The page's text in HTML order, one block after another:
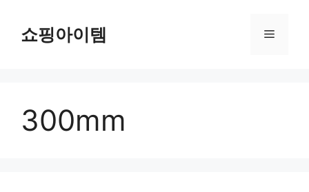
쇼핑아이템 메
300mm